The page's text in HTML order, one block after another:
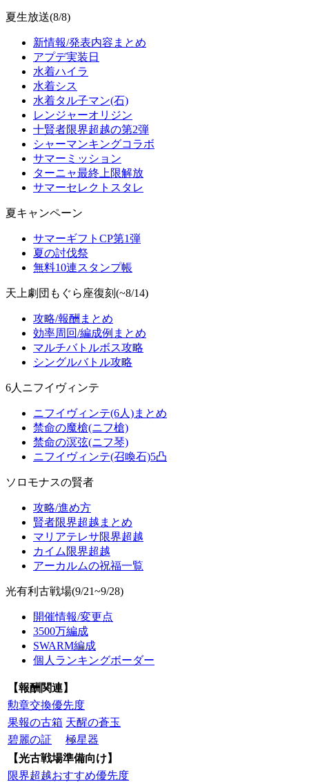
夏生放送(8/8)
新情報/発表内容まとめ
アプデ実装日
水着ハイラ
水着シス
水着タル子マン(石)
レンジャーオリジン
十賢者限界超越の第2弾
シャーマンキングコラボ
サマーミッション
ターニャ最終上限解放
サマーセレクトスタレ
夏キャンペーン
サマーギフトCP第1弾
夏の討伐祭
無料10連スタンプ帳
天上劇団もぐら座復刻(~8/14)
攻略/報酬まとめ
効率周回/編成例まとめ
マルチバトルボス攻略
シングルバトル攻略
6人ニフイヴィンテ
ニフイヴィンテ(6人)まとめ
禁命の魔槍(ニフ槍)
禁命の溟弦(ニフ琴)
ニフイヴィンテ(召喚石)5凸
ソロモナスの賢者
攻略/進め方
賢者限界超越まとめ
マリアテレサ限界超越
カイム限界超越
アーカルムの祝福一覧
光有利古戦場(9/21~9/28)
開催情報/変更点
3500万編成
SWARM編成
個人ランキングボーダー
【報酬関連】
勲章交換優先度
果報の古箱 天醒の蒼玉
碧麗の証
極星器
【光古戦場準備向け】
限界超越おすすめ優先度